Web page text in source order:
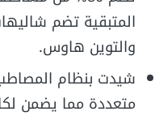
المتبقية تضم
والتوين هاوس.
شيدت بنظام
متعددة مما يضمن